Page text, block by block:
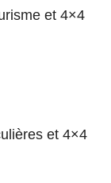
et 4×4
et 4×4